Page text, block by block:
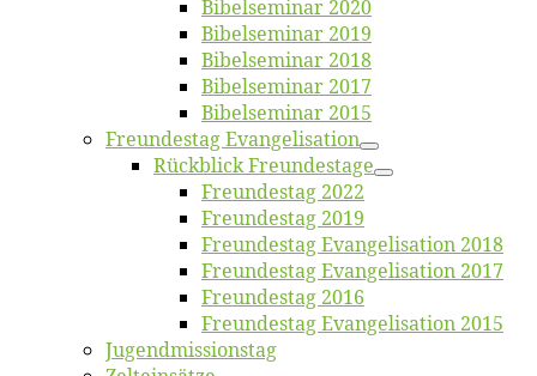
Bi­bel­se­mi­nar 2020
Bi­bel­se­mi­nar 2019
Bi­bel­se­mi­nar 2018
Bibelsemi­nar 2017
Bibelsemi­nar 2015
Freun­des­tag Evangelisation
Rück­blick Freundestage
Freun­des­tag 2022
Freun­des­tag 2019
Freun­des­tag Evan­ge­li­sa­ti­on 2018
Freun­des­tag Evan­ge­li­sa­ti­on 2017
Freun­des­tag 2016
Freun­des­tag Evan­ge­li­sa­ti­on 2015
Jugend­mis­sions­tag